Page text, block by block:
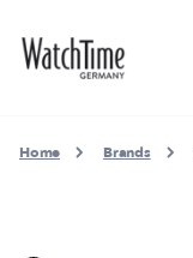
Home Brands